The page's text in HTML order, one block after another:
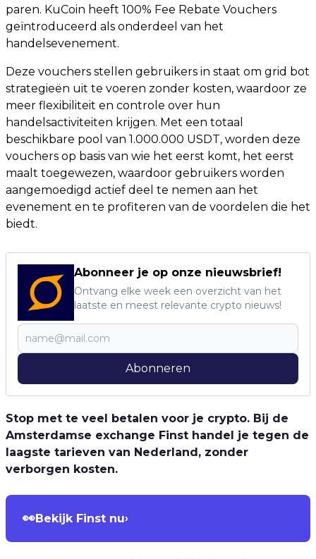
paren. KuCoin heeft 100% Fee Rebate Vouchers
geïntroduceerd als onderdeel van het
handelsevenement.
Deze vouchers stellen gebruikers in staat om grid bot
strategieën uit te voeren zonder kosten, waardoor ze
meer flexibiliteit en controle over hun
handelsactiviteiten krijgen. Met een totaal
beschikbare pool van 1.000.000 USDT, worden deze
vouchers op basis van wie het eerst komt, het eerst
maalt toegewezen, waardoor gebruikers worden
aangemoedigd actief deel te nemen aan het
evenement en te profiteren van de voordelen die het
biedt.
Abonneer je op onze nieuwsbrief!
Ontvang elke week een overzicht van het
laatste en meest relevante crypto nieuws!
Abonneren
Stop met te veel betalen voor je crypto. Bij de
Amsterdamse exchange Finst handel je tegen de
laagste tarieven van Nederland, zonder
verborgen kosten.
👀Bekijk Finst nu›